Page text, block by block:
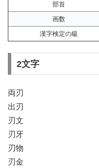
部首
画数
漢字検定の級
2文字
両刃
出刃
刃文
刃牙
刃物
刃金